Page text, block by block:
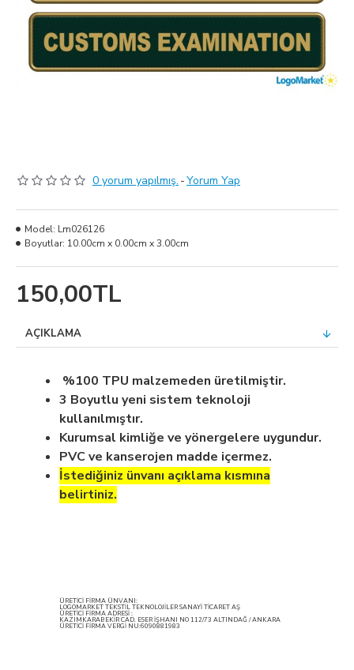
0 yorum yapılmış. -Yorum Yap
150,00TL
Model: Lm026126
Boyutlar: 10.00cm x 0.00cm x 3.00cm
AÇIKLAMA
%100 TPU malzemeden üretilmiştir.
3 Boyutlu yeni sistem teknoloji
kullanılmıştır.
Kurumsal kimliğe ve yönergelere uygundur.
PVC ve kanserojen madde içermez.
İstediğiniz ünvanı açıklama kısmına
belirtiniz.
ÜRETİCİ FİRMA ÜNVANI:
LOGOMARKET TEKSTİL TEKNOLOJİLER SANAYİ TİCARET AŞ
ÜRETİCİ FİRMA ADRESİ :
KAZIMKARABEKİR CAD. ESER İŞHANI NO 112/73 ALTINDAĞ / ANKARA
ÜRETİCİ FİRMA VERGİ NU:6090881983